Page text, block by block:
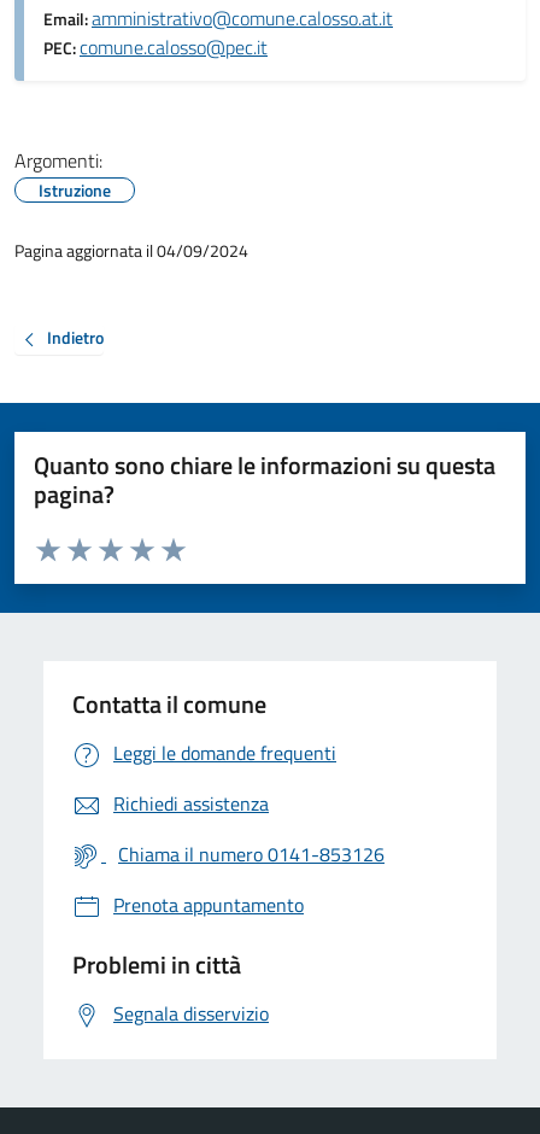
Email:amministrativo@comune.calosso.at.it
PEC:comune.calosso@pec.it
Argomenti:
Istruzione
Pagina aggiornata il 04/09/2024
Indietro
Quanto sono chiare le informazioni su questa
pagina?
Valuta da 1 a 5 stelle la pagina
Valuta 5 stelle su 5
Valuta 4 stelle su 5
Valuta 3 stelle su 5
Valuta 2 stelle su 5
Valuta 1 stelle su 5
Contatta il comune
Leggi le domande frequenti
Richiedi assistenza
Chiama il numero 0141-853126
Prenota appuntamento
Problemi in città
Segnala disservizio